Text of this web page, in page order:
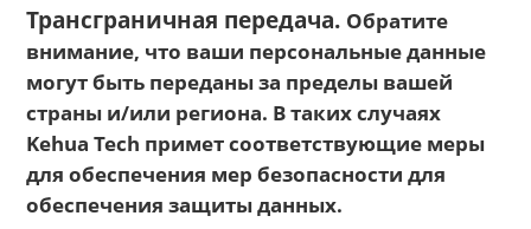
Трансграничная передача. Обратите
внимание, что ваши персональные данные
могут быть переданы за пределы вашей
страны и/или региона. В таких случаях
Kehua Tech примет соответствующие меры
для обеспечения мер безопасности для
обеспечения защиты данных.